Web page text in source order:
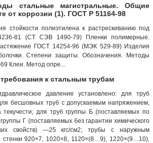
стальные магистральные. Общие
от коррозии (1). ГОСТ Р 51164-98
стойкости полиэтилена к растрескиванию под
81 (СТ СЭВ 1490-79) Пленки полимерные.
ГОСТ 14254-96 (МЭК 529-89) Изделия
Степени защиты. Обозначения. Методы
Клеи. Метод опре...
к стальным трубам
давление установлено: для труб
бесшовных труб с допускаемым напряжением,
для труб группы Б (поставляемых по
Г (поставляемых без гарантии химического
свойств) —25 кгс/см2; трубы с наружным
920×7, 1020×8, 1120×(8…9), 1220×(9…10),